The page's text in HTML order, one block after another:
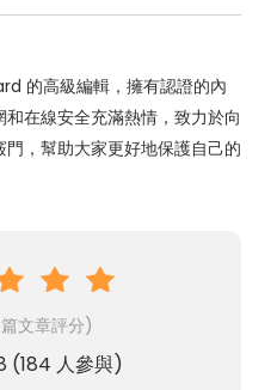
的高級編輯，擁有認證的內
在線安全充滿熱情，致力於向
，幫助大家更好地保護自己的
文章評分)
(184 人參與)